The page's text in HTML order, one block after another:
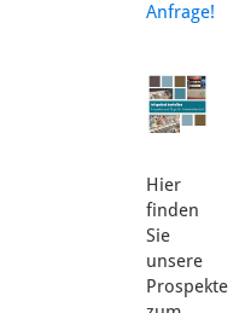
Anfrage!
Hier
finden
Sie
unsere
Prospekte